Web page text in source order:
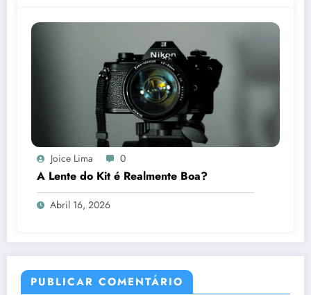
Joice Lima 0
A Lente do Kit é Realmente Boa?
Abril 16, 2026
PUBLICAR COMENTÁRIO